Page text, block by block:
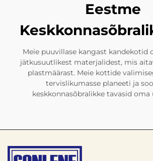
Eestme
Meie puuvillase kangast kandekotid
jätkusuutlikest materjalidest, mis
plastmäärast. Meie kottide
tervislikumasse planeeti ja
keskkonnasõbralikke tavasid oma